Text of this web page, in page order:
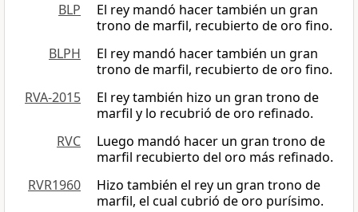
BLP
El rey mandó hacer también un gran
trono de marfil, recubierto de oro fino.
BLPH
El rey mandó hacer también un gran
trono de marfil, recubierto de oro fino.
RVA-2015
El rey también hizo un gran trono de
marfil y lo recubrió de oro refinado.
RVC
Luego mandó hacer un gran trono de
marfil recubierto del oro más refinado.
RVR1960
Hizo también el rey un gran trono de
marfil, el cual cubrió de oro purísimo.